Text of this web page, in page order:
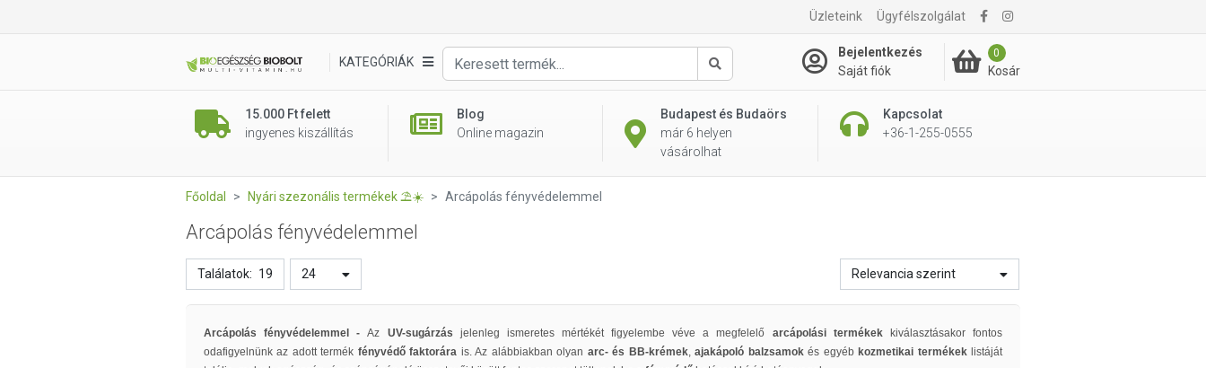
Üzleteink Ügyfélszolgálat
KATEGÓRIÁK
Keresés
Bejelentkezés
Saját fiók
0
Kosár
15.000 Ft felett
ingyenes kiszállítás
Blog
Online magazin
Budapest és Budaörs
már 6 helyen
vásárolhat
Kapcsolat
+36-1-255-0555
Főoldal Nyári szezonális termékek ⛱️☀️ Arcápolás fényvédelemmel
Arcápolás fényvédelemmel
Találatok: 19 24 Relevancia szerint
Arcápolás fényvédelemmel -Az UV-sugárzás jelenleg ismeretes mértékét figyelembe véve a megfelelő arcápolási termékek
kiválasztásakor fontos
odafigyelnünk az adott termék fényvédő faktorára is. Az alábbiakban olyan arc- és BB-krémek,ajakápoló balzsamokés egyéb kozmetikai termékek listáját